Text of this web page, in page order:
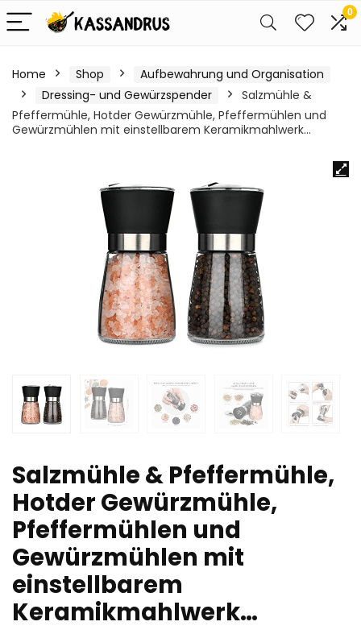
0
Home Shop
Aufbewahrung und Organisation
Dressing- und Gewürzspender
Salzmühle &
Pfeffermühle, Hotder Gewürzmühle, Pfeffermühlen und
Gewürzmühlen mit einstellbarem Keramikmahlwerk…
Salzmühle & Pfeffermühle,
Hotder Gewürzmühle,
Pfeffermühlen und
Gewürzmühlen mit
einstellbarem
Keramikmahlwerk…